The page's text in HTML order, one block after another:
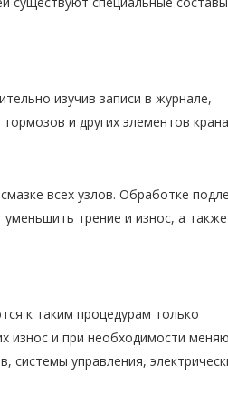
изучив записи в журнале,
и других элементов
всех узлов. Обработке
трение и износ, а
к таким процедурам только
износ и при необходимости
системы управления,